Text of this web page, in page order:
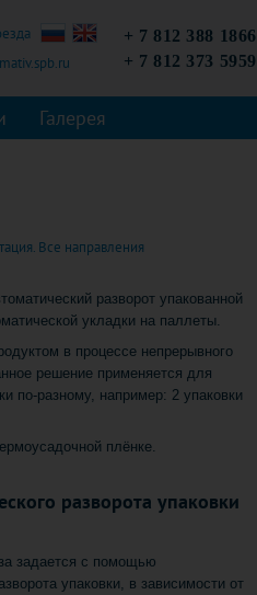
+ 7 812 388 1866
+ 7 812 373 5959
Галерея
Все направления
разворот упакованной
укладки на паллеты.
в процессе непрерывного
решение применяется для
по-разному, например: 2 упаковки
плёнке.
разворота упаковки
задается с помощью
упаковки, в зависимости от